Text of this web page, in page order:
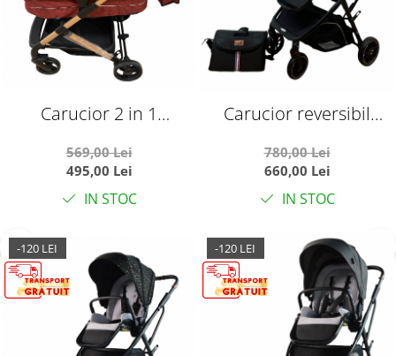
Carucior 2 in 1
sport, 608 Rosu
569,00 Lei
495,00 Lei
IN STOC
Carucior reversibil
0-36 luni, C7 Negru
780,00 Lei
660,00 Lei
IN STOC
-120 LEI -120 LEI